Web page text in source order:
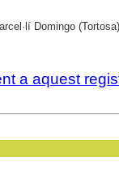
Domingo (Tortosa)
a aquest